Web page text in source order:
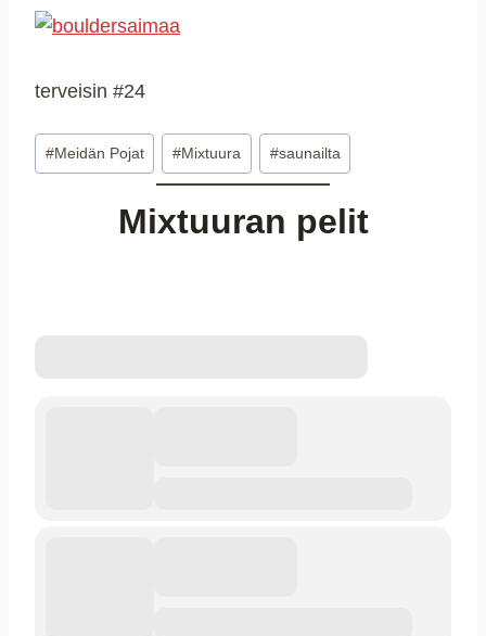
terveisin #24
Avainsanat:
#Meidän Pojat #Mixtuura #saunailta
Mixtuuran pelit